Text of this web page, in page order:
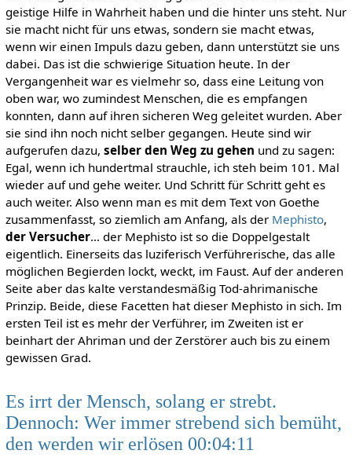
geistige Hilfe in Wahrheit haben und die hinter uns steht. Nur
sie macht nicht für uns etwas, sondern sie macht etwas,
wenn wir einen Impuls dazu geben, dann unterstützt sie uns
dabei. Das ist die schwierige Situation heute. In der
Vergangenheit war es vielmehr so, dass eine Leitung von
oben war, wo zumindest Menschen, die es empfangen
konnten, dann auf ihren sicheren Weg geleitet wurden. Aber
sie sind ihn noch nicht selber gegangen. Heute sind wir
aufgerufen dazu, selber den Weg zu gehen und zu sagen:
Egal, wenn ich hundertmal strauchle, ich steh beim 101. Mal
wieder auf und gehe weiter. Und Schritt für Schritt geht es
auch weiter. Also wenn man es mit dem Text von Goethe
zusammenfasst, so ziemlich am Anfang, als der Mephisto,
der Versucher… der Mephisto ist so die Doppelgestalt
eigentlich. Einerseits das luziferisch Verführerische, das alle
möglichen Begierden lockt, weckt, im Faust. Auf der anderen
Seite aber das kalte verstandesmäßig Tod-ahrimanische
Prinzip. Beide, diese Facetten hat dieser Mephisto in sich. Im
ersten Teil ist es mehr der Verführer, im Zweiten ist er
beinhart der Ahriman und der Zerstörer auch bis zu einem
gewissen Grad.
Es irrt der Mensch, solang er strebt.
Dennoch: Wer immer strebend sich bemüht,
den werden wir erlösen 00:04:11